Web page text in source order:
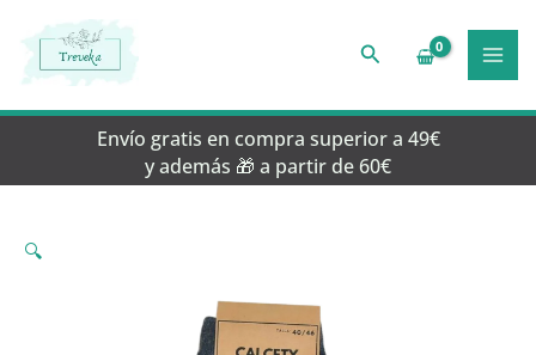
contenido
Buscar
Envío gratis en compra superior a 49€
y además 🎁 a partir de 60€
🔍